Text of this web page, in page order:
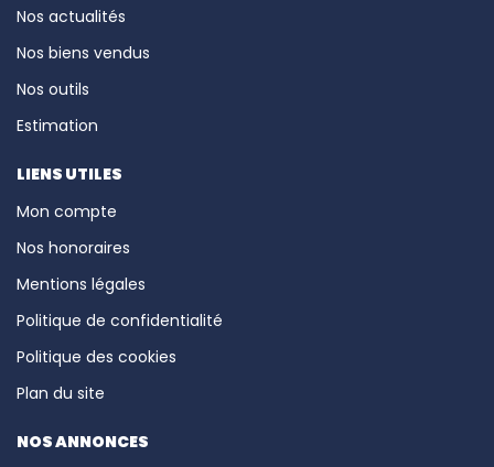
Nos actualités
Nos biens vendus
Nos outils
Estimation
LIENS UTILES
Mon compte
Nos honoraires
Mentions légales
Politique de confidentialité
Politique des cookies
Plan du site
NOS ANNONCES